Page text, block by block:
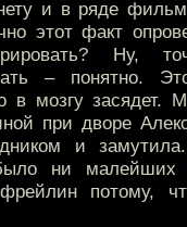
и в ряде
этот факт
Ну,
– понятно.
в мозгу засядет.
при дворе
и
ни малейших
потому,